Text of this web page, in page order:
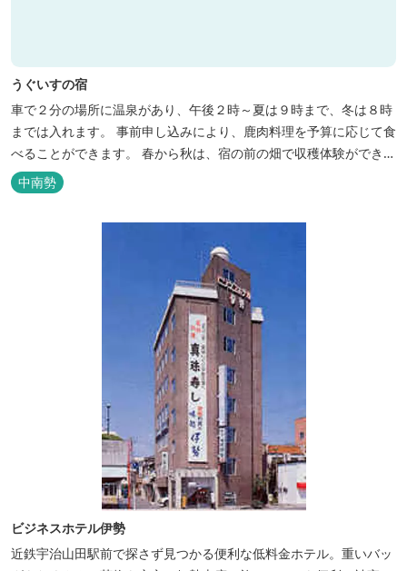
うぐいすの宿
車で２分の場所に温泉があり、午後２時～夏は９時まで、冬は８時
までは入れます。 事前申し込みにより、鹿肉料理を予算に応じて食
べることができます。 春から秋は、宿の前の畑で収穫体験ができ、
その野菜で夕食もできます。
中南勢
ビジネスホテル伊勢
近鉄宇治山田駅前で探さず見つかる便利な低料金ホテル。重いバッ